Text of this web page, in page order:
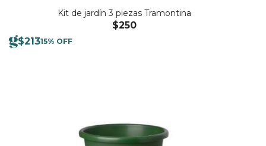
Kit de jardín 3 piezas Tramontina
$250
$21315% OFF